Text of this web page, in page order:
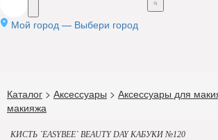
Мой город — Выбери город
Каталог > Аксессуары > Аксессуары для
макияжа
КИСТЬ `EASYBEE` BEAUTY DAY КАБУКИ №120